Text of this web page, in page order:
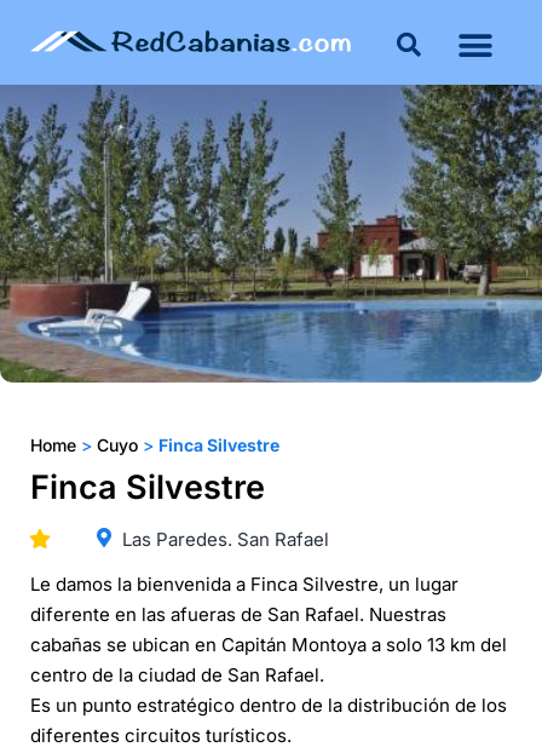
Home > Cuyo > Finca Silvestre
Finca Silvestre
Las Paredes. San Rafael
Le damos la bienvenida a Finca Silvestre, un lugar
diferente en las afueras de San Rafael. Nuestras
cabañas se ubican en Capitán Montoya a solo 13 km del
centro de la ciudad de San Rafael.
Es un punto estratégico dentro de la distribución de los
diferentes circuitos turísticos.